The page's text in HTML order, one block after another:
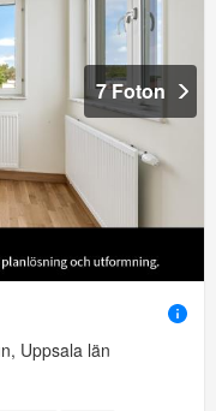
7 Foton
Uppsala län